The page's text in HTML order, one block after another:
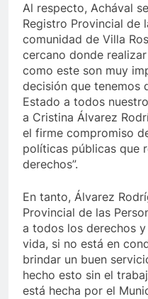
Al respecto, Achával
Registro Provincial de
comunidad de Villa
cercano donde
como este son muy
decisión que tenemos
Estado a todos
a Cristina Álvarez
el firme compromiso
políticas públicas que
derechos”.
En tanto, Álvarez
Provincial de las
a todos los derechos
vida, si no está en
brindar un buen
hecho esto sin el
está hecha por el